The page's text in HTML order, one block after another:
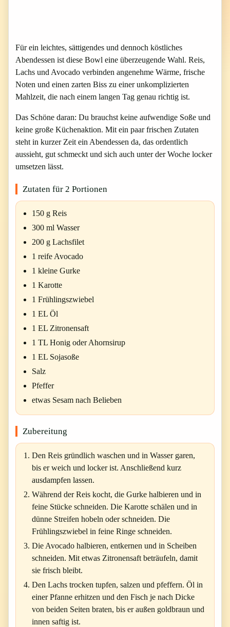
Für ein leichtes, sättigendes und dennoch köstliches
Abendessen ist diese Bowl eine überzeugende Wahl. Reis,
Lachs und Avocado verbinden angenehme Wärme, frische
Noten und einen zarten Biss zu einer unkomplizierten
Mahlzeit, die nach einem langen Tag genau richtig ist.
Das Schöne daran: Du brauchst keine aufwendige Soße und
keine große Küchenaktion. Mit ein paar frischen Zutaten
steht in kurzer Zeit ein Abendessen da, das ordentlich
aussieht, gut schmeckt und sich auch unter der Woche locker
umsetzen lässt.
Zutaten für 2 Portionen
150 g Reis
300 ml Wasser
200 g Lachsfilet
1 reife Avocado
1 kleine Gurke
1 Karotte
1 Frühlingszwiebel
1 EL Öl
1 EL Zitronensaft
1 TL Honig oder Ahornsirup
1 EL Sojasoße
Salz
Pfeffer
etwas Sesam nach Belieben
Zubereitung
Den Reis gründlich waschen und in Wasser garen,
bis er weich und locker ist. Anschließend kurz
ausdampfen lassen.
Während der Reis kocht, die Gurke halbieren und in
feine Stücke schneiden. Die Karotte schälen und in
dünne Streifen hobeln oder schneiden. Die
Frühlingszwiebel in feine Ringe schneiden.
Die Avocado halbieren, entkernen und in Scheiben
schneiden. Mit etwas Zitronensaft beträufeln, damit
sie frisch bleibt.
Den Lachs trocken tupfen, salzen und pfeffern. Öl in
einer Pfanne erhitzen und den Fisch je nach Dicke
von beiden Seiten braten, bis er außen goldbraun und
innen saftig ist.